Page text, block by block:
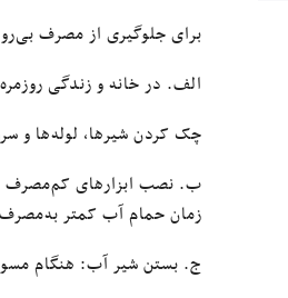
برای جلوگیری از مصرف
الف. در خانه و زندگی
چک کردن شیرها، لوله‌ها و
ب. نصب ابزار‌های کم‌مصرف
زمان حمام آب کمتر
ج. بستن شیر آب: هنگام